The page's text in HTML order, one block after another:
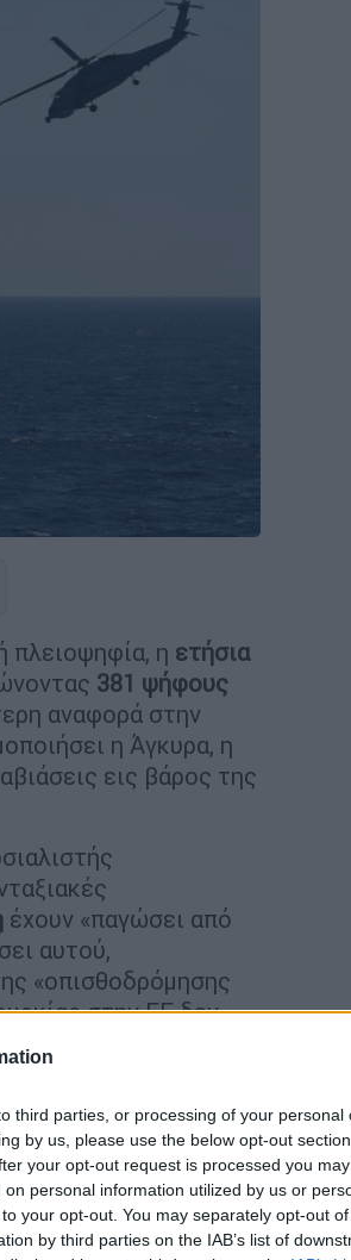
third parties, or processing of your personal
by us, please use the below opt-out
your opt-out request is processed you may
personal information utilized by us or
your opt-out. You may separately opt-out
by third parties on the IAB’s list of
πλειοψηφία, η ετήσια
381 ψήφους
αναφορά στην
η Άγκυρα, η
εις βάρος της
έχουν «παγώσει από
αυτού,
«οπισθοδρόμησης
στην ΕΕ δεν
που